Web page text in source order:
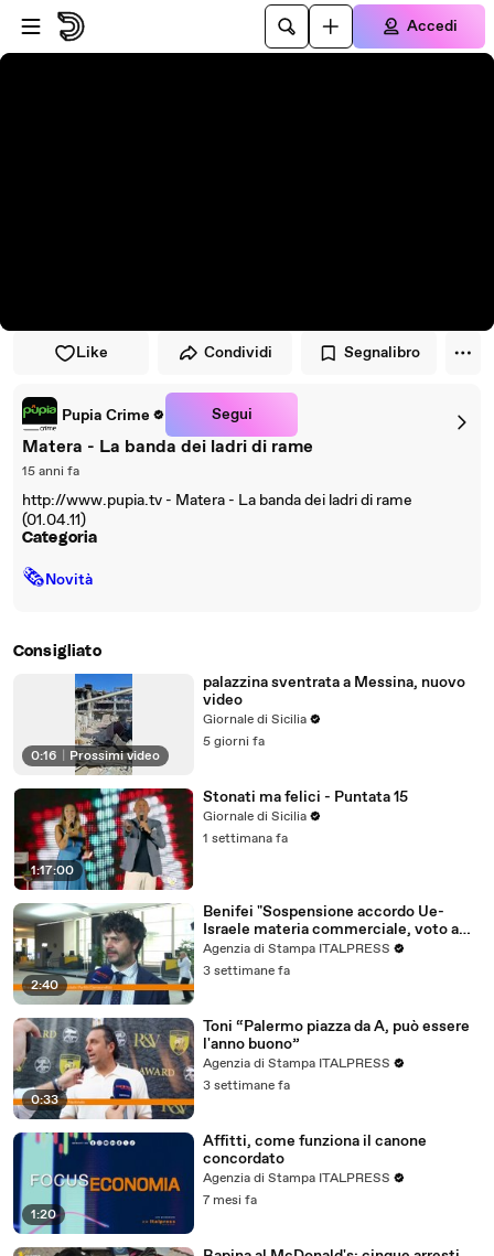
Vai al lettore
Passa al contenuto principale
Accedi
Like Condividi Segnalibro
Pupia Crime Segui
Matera - La banda dei ladri di rame
15 anni fa
http://www.pupia.tv - Matera - La banda dei ladri di rame
(01.04.11)
Categoria
🗞Novità
Consigliato
0:16 Prossimi video
palazzina sventrata a Messina, nuovo
video
Giornale di Sicilia
5 giorni fa
1:17:00
Stonati ma felici - Puntata 15
Giornale di Sicilia
1 settimana fa
2:40
Benifei "Sospensione accordo Ue-
Israele materia commerciale, voto a
maggioranza"
Agenzia di Stampa ITALPRESS
3 settimane fa
0:33
Toni “Palermo piazza da A, può essere
l'anno buono”
Agenzia di Stampa ITALPRESS
3 settimane fa
1:20
Affitti, come funziona il canone
concordato
Agenzia di Stampa ITALPRESS
7 mesi fa